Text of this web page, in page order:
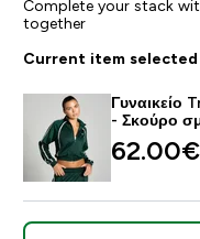
Complete your stack
together
Current item selected
Γυναικείο
- Σκούρο
62.00€‎